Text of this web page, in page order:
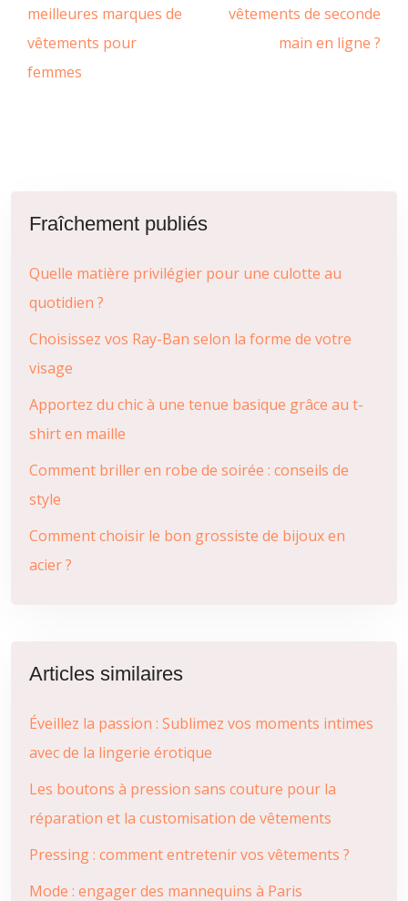
meilleures marques de
vêtements pour
femmes
vêtements de seconde
main en ligne ?
Fraîchement publiés
Quelle matière privilégier pour une culotte au
quotidien ?
Choisissez vos Ray-Ban selon la forme de votre
visage
Apportez du chic à une tenue basique grâce au t-
shirt en maille
Comment briller en robe de soirée : conseils de
style
Comment choisir le bon grossiste de bijoux en
acier ?
Articles similaires
Éveillez la passion : Sublimez vos moments intimes
avec de la lingerie érotique
Les boutons à pression sans couture pour la
réparation et la customisation de vêtements
Pressing : comment entretenir vos vêtements ?
Mode : engager des mannequins à Paris